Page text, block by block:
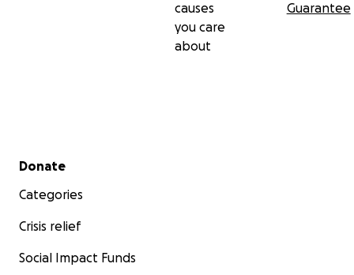
causes
you care
about
Guarantee
Secondary menu
Donate
Categories
Crisis relief
Social Impact Funds